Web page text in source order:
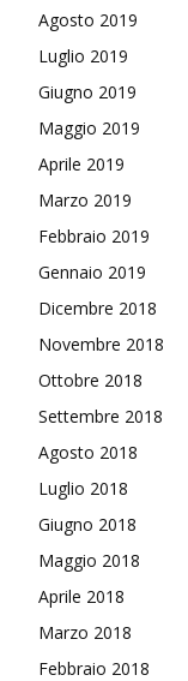
Agosto 2019
Luglio 2019
Giugno 2019
Maggio 2019
Aprile 2019
Marzo 2019
Febbraio 2019
Gennaio 2019
Dicembre 2018
Novembre 2018
Ottobre 2018
Settembre 2018
Agosto 2018
Luglio 2018
Giugno 2018
Maggio 2018
Aprile 2018
Marzo 2018
Febbraio 2018